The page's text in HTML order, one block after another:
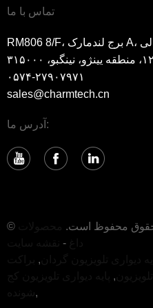
تماس با ما
RM806 8/F، برج لندمارک A، میدان هونگتای، جاده هایان شمالی
نینگبو، ۳۱۵۰۰۰
۰۵۷۴-۲۷۹۰۷۹۷۱
sales@charmtech.cn
آدرس ما:
-
,
,
,